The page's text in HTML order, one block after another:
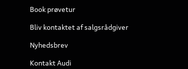
Book prøvetur
Bliv kontaktet af salgsrådgiver
Nyhedsbrev
Kontakt Audi